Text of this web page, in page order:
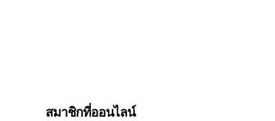
สมาชิกที่ออนไลน์